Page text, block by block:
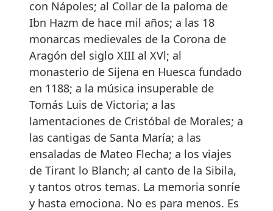
con Nápoles; al Collar de la paloma de
Ibn Hazm de hace mil años; a las 18
monarcas medievales de la Corona de
Aragón del siglo XIII al XVl; al
monasterio de Sijena en Huesca fundado
en 1188; a la música insuperable de
Tomás Luis de Victoria; a las
lamentaciones de Cristóbal de Morales; a
las cantigas de Santa María; a las
ensaladas de Mateo Flecha; a los viajes
de Tirant lo Blanch; al canto de la Sibila,
y tantos otros temas. La memoria sonríe
y hasta emociona. No es para menos. Es